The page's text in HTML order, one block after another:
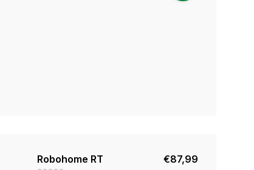
Robohome RT €87,99